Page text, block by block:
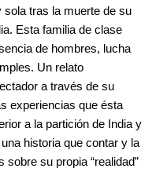
sola tras la muerte de su
Esta familia de clase
de hombres, lucha
Un relato
a través de su
experiencias que ésta
a la partición de India y
historia que contar y la
su propia “realidad”